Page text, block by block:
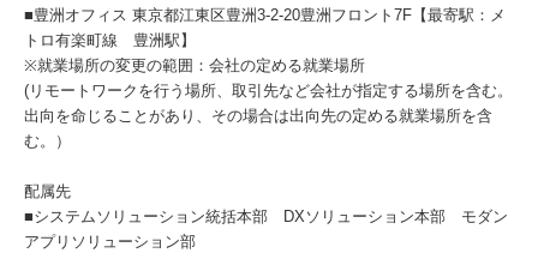
■豊洲オフィス 東京都江東区豊洲3-2-20豊洲フロント7F【最寄駅：メ
トロ有楽町線 豊洲駅】
※就業場所の変更の範囲：会社の定める就業場所
(リモートワークを行う場所、取引先など会社が指定する場所を含む。
出向を命じることがあり、その場合は出向先の定める就業場所を含
む。）
配属先
■システムソリューション統括本部 DXソリューション本部 モダン
アプリソリューション部